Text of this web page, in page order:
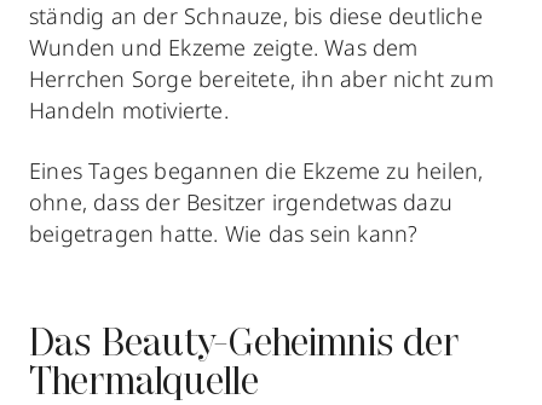
ständig an der Schnauze, bis diese deutliche
Wunden und Ekzeme zeigte. Was dem
Herrchen Sorge bereitete, ihn aber nicht zum
Handeln motivierte.
Eines Tages begannen die Ekzeme zu heilen,
ohne, dass der Besitzer irgendetwas dazu
beigetragen hatte. Wie das sein kann?
Das Beauty-Geheimnis der
Thermalquelle